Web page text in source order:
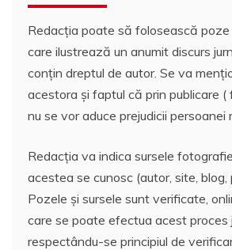
Redacția poate să folosească poze
care ilustrează un anumit discurs
conțin dreptul de autor. Se va
acestora și faptul că prin publicare
nu se vor aduce prejudicii persoanei
Redacția va indica sursele
acestea se cunosc (autor, site, blog,
Pozele și sursele sunt verificate,
care se poate efectua acest proces
respectându-se principiul de